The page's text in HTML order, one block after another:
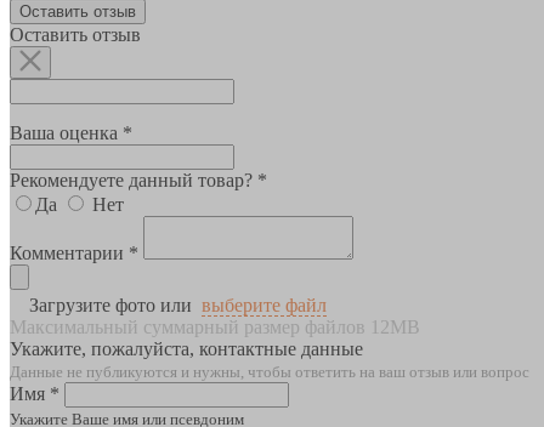
Оставить отзыв
Оставить отзыв
Ваша оценка *
Рекомендуете данный товар? *
Да
Нет
Комментарии *
Загрузите фото или выберите файл
Максимальный суммарный размер файлов 12MB
Укажите, пожалуйста, контактные данные
Данные не публикуются и нужны, чтобы ответить на ваш отзыв или вопрос
Имя *
Укажите Ваше имя или псевдоним